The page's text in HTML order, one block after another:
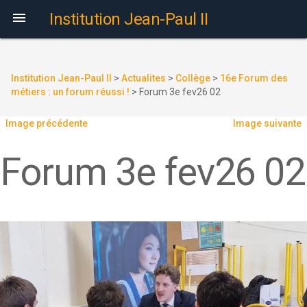
 Institution Jean-Paul II
Institution Jean-Paul II > Actualites > Collège > 16e Forum des
métiers : un forum réussi ! > Forum 3e fev26 02
Image précédente Image suivante
Forum 3e fev26 02